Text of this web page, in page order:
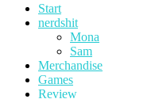
Start
nerdshit
Mona
Sam
Merchandise
Games
Review